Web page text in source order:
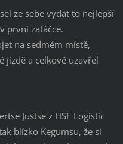
ze sebe vydat to nejlepší
první zatáčce.
na sedmém místě,
jízdě a celkově uzavřel
Justse z HSF Logistic
blízko Kegumsu, že si